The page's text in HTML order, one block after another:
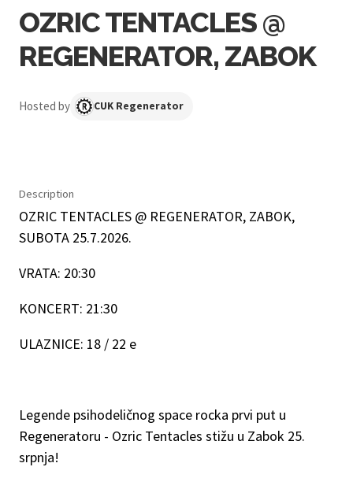
OZRIC TENTACLES @
REGENERATOR, ZABOK
Hosted by CUK Regenerator
Description
OZRIC TENTACLES @ REGENERATOR, ZABOK,
SUBOTA 25.7.2026.
VRATA: 20:30
KONCERT: 21:30
ULAZNICE: 18 / 22 e
Legende psihodeličnog space rocka prvi put u
Regeneratoru - Ozric Tentacles stižu u Zabok 25.
srpnja!